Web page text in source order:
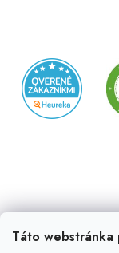
Táto webstránka